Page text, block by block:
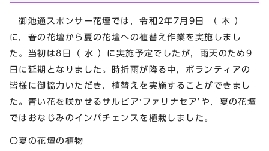
御池通スポンサー花壇では，令和2年7月9日 （ 木 ）
に，春の花壇から夏の花壇への植替え作業を実施しまし
た。当初は8日（ 水 ）に実施予定でしたが，雨天のため9
日に延期となりました。時折雨が降る中，ボランティアの
皆様に御協力いただき，植替えを実施することができまし
た。青い花を咲かせるサルビア‛ファリナセア’や，夏の花壇
ではおなじみのインパチェンスを植栽しました。
〇夏の花壇の植物